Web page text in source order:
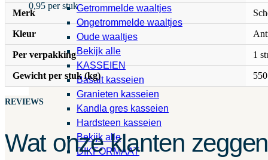
0,95 per stukGetrommelde waaltjes
Ongetrommelde waaltjes
Oude waaltjes
Bekijk alle
KASSEIEN
Basalt kasseien
Granieten kasseien
Kandla gres kasseien
Hardsteen kasseien
Bekijk alle
DIKFORMAAT
Merk
Kleur
Per verpakking 1
Gewicht per stuk (kg) 550
REVIEWS
Wat onze klanten zeggen